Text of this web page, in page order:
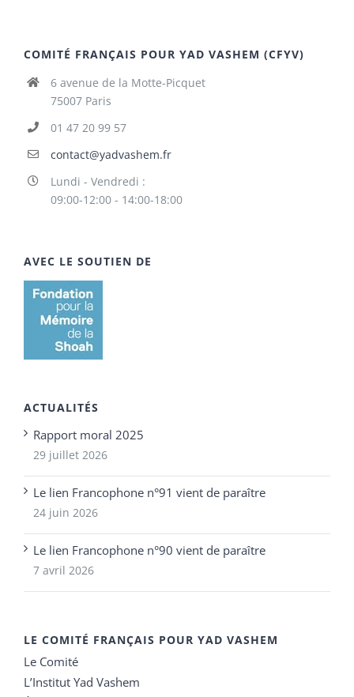
COMITÉ FRANÇAIS POUR YAD VASHEM (CFYV)
6 avenue de la Motte-Picquet
75007 Paris
01 47 20 99 57
contact@yadvashem.fr
Lundi - Vendredi :
09:00-12:00 - 14:00-18:00
AVEC LE SOUTIEN DE
ACTUALITÉS
Rapport moral 2025
29 juillet 2026
Le lien Francophone n°91 vient de paraître
24 juin 2026
Le lien Francophone n°90 vient de paraître
7 avril 2026
LE COMITÉ FRANÇAIS POUR YAD VASHEM
Le Comité
L’Institut Yad Vashem